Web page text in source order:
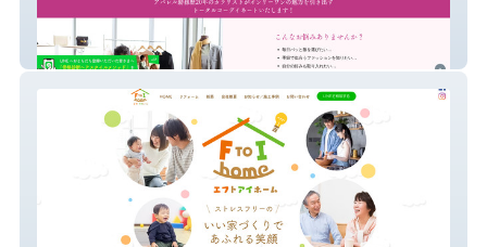
パーソナルカラーサロン ラ・ブランシェ